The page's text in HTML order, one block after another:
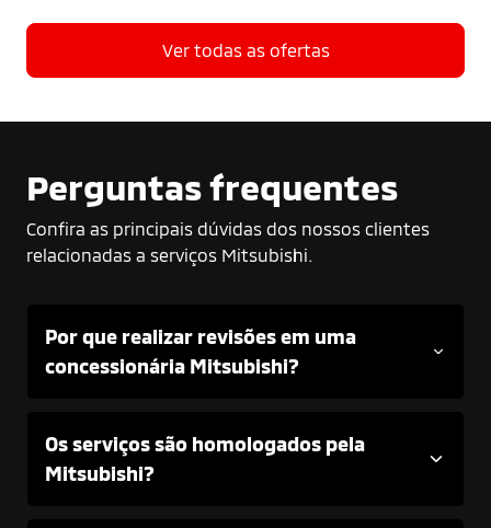
Ver todas as ofertas
Perguntas frequentes
Confira as principais dúvidas dos nossos clientes
relacionadas a serviços Mitsubishi.
Por que realizar revisões em uma
concessionária Mitsubishi?
Os serviços são homologados pela
Mitsubishi?